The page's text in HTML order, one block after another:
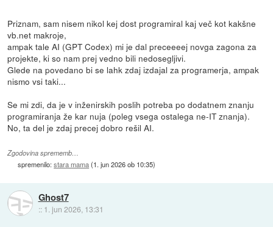
Priznam, sam nisem nikol kej dost programiral kaj več kot kakšne
vb.net makroje,
ampak tale AI (GPT Codex) mi je dal preceeeej novga zagona za
projekte, ki so nam prej vedno bili nedosegljivi.
Glede na povedano bi se lahk zdaj izdajal za programerja, ampak
nismo vsi taki...
Se mi zdi, da je v inženirskih poslih potreba po dodatnem znanju
programiranja že kar nuja (poleg vsega ostalega ne-IT znanja).
No, ta del je zdaj precej dobro rešil AI.
Zgodovina sprememb…
spremenilo:stara mama(1. jun 2026 ob 10:35)
Ghost7
:: 1. jun 2026, 13:31